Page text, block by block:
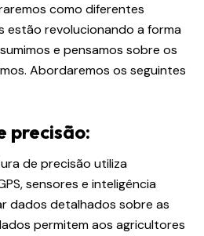
como diferentes
estão revolucionando a forma
e pensamos sobre os
Abordaremos os seguintes
precisão:
de precisão utiliza
sensores e inteligência
dados detalhados sobre as
permitem aos agricultores